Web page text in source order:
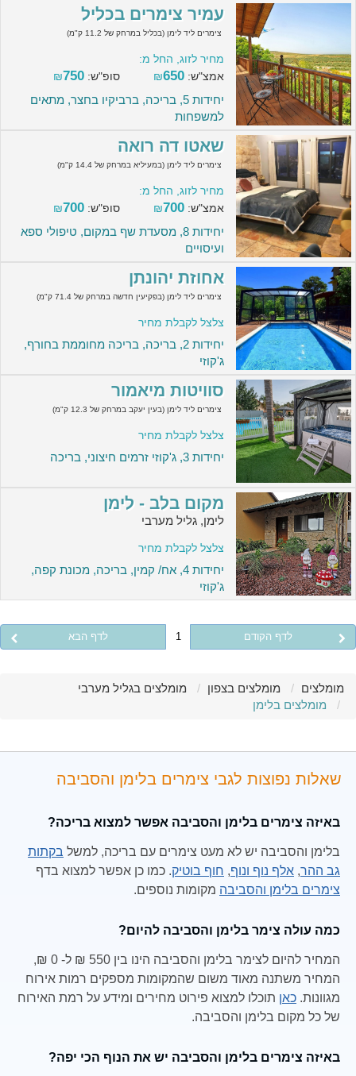
עמיר צימרים בכליל
צימרים ליד לימן (בכליל במרחק של 11.2 ק"מ)
מחיר לזוג, החל מ:
אמצ"ש:
₪650 סופ"ש: ₪750
יחידות 5, בריכה, ברביקיו בחצר, מתאים
למשפחות
שאטו דה רואה
צימרים ליד לימן (במעיליא במרחק של 14.4 ק"מ)
מחיר לזוג, החל מ:
אמצ"ש:
₪700 סופ"ש: ₪700
יחידות 8, מסעדת שף במקום, טיפולי ספא
ועיסויים
אחוזת יהונתן
צימרים ליד לימן (בפקיעין חדשה במרחק של 71.4 ק"מ)
צלצל לקבלת מחיר
יחידות 2, בריכה, בריכה מחוממת בחורף,
ג'קוזי
סוויטות מיאמור
צימרים ליד לימן (בעין יעקב במרחק של 12.3 ק"מ)
צלצל לקבלת מחיר
יחידות 3, ג'קוזי זרמים חיצוני, בריכה
מקום בלב - לימן
לימן, גליל מערבי
צלצל לקבלת מחיר
יחידות 4, אח/ קמין, בריכה, מכונת קפה,
ג'קוזי
לדף הקודם 1 לדף הבא
מומלצים מומלצים בצפון
מומלצים בגליל מערבי
מומלצים בלימן
שאלות נפוצות לגבי צימרים בלימן והסביבה
באיזה צימרים בלימן והסביבה אפשר למצוא בריכה?
בלימן והסביבה יש לא מעט צימרים עם בריכה, למשל בקתות
גב ההר, אלף נוף ונוף, חוף בוטיק. כמו כן אפשר למצוא בדף
צימרים בלימן והסביבה מקומות נוספים.
כמה עולה צימר בלימן והסביבה להיום?
המחיר להיום לצימר בלימן והסביבה הינו בין 550 ₪ ל- 0 ₪,
המחיר משתנה מאוד משום שהמקומות מספקים רמות אירוח
מגוונות. כאן תוכלו למצוא פירוט מחירים ומידע על רמת האירוח
של כל מקום בלימן והסביבה.
באיזה צימרים בלימן והסביבה יש את הנוף הכי יפה?